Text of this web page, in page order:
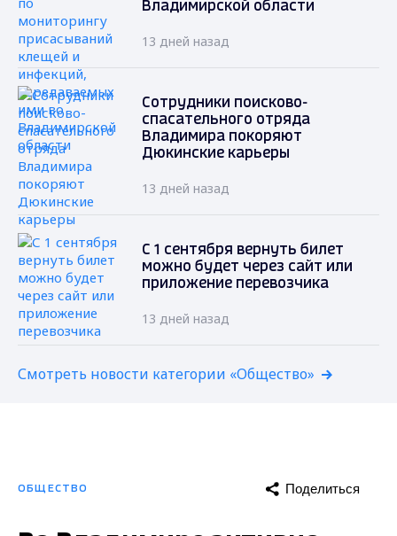
Владимирской области
13 дней назад
Сотрудники поисково-
спасательного отряда
Владимира покоряют
Дюкинские карьеры
13 дней назад
С 1 сентября вернуть билет
можно будет через сайт или
приложение перевозчика
13 дней назад
Смотреть новости категории «Общество»
ОБЩЕСТВО Поделиться